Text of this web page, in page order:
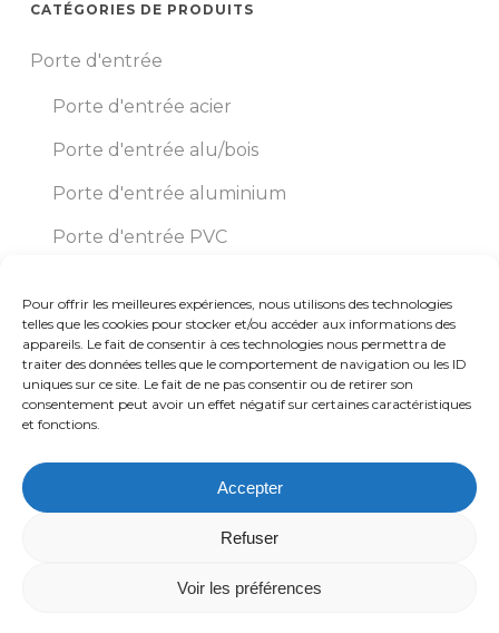
Pour offrir les meilleures expériences, nous utilisons des technologies
telles que les cookies pour stocker et/ou accéder aux informations des
appareils. Le fait de consentir à ces technologies nous permettra de
traiter des données telles que le comportement de navigation ou les ID
uniques sur ce site. Le fait de ne pas consentir ou de retirer son
consentement peut avoir un effet négatif sur certaines caractéristiques
et fonctions.
Accepter
Refuser
Voir les préférences
CATÉGORIES DE PRODUITS
Porte d'entrée
Porte d'entrée acier
Porte d'entrée alu/bois
Porte d'entrée aluminium
Porte d'entrée PVC
Éco Pro Habitat
150 VC ZI Trajean Chemin Delmer ZI TRAJAN
59570 Bavay
+33 3 27 67 54 59